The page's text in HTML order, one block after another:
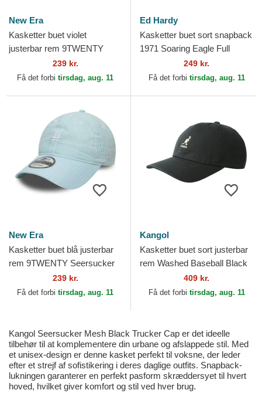
New Era
Kasketter buet violet
justerbar rem 9TWENTY
Seersucker fra New York
Yankees MLB af New Era
239 kr.
Få det forbi tirsdag, aug. 11
Ed Hardy
Kasketter buet sort snapback
1971 Soaring Eagle Full
Mesh af Ed Hardy
249 kr.
Få det forbi tirsdag, aug. 11
New Era
Kasketter buet blå justerbar
rem 9TWENTY Seersucker
fra Los Angeles Dodgers
MLB af New Era
239 kr.
Få det forbi tirsdag, aug. 11
Kangol
Kasketter buet sort justerbar
rem Washed Baseball Black
409 kr.
Få det forbi tirsdag, aug. 11
Kangol Seersucker Mesh Black Trucker Cap er det ideelle
tilbehør til at komplementere din urbane og afslappede stil. Med
et unisex-design er denne kasket perfekt til voksne, der leder
efter et strejf af sofistikering i deres daglige outfits. Snapback-
lukningen garanterer en perfekt pasform skræddersyet til hvert
hoved, hvilket giver komfort og stil ved hver brug.